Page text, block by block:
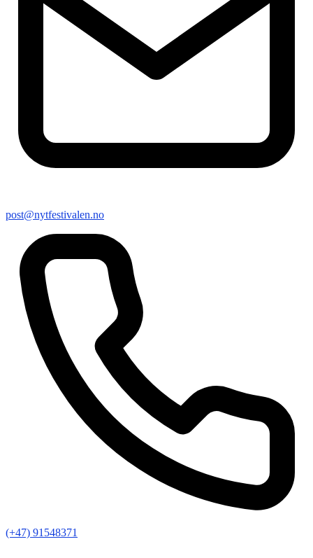
post@nytfestivalen.no
(+47) 91548371